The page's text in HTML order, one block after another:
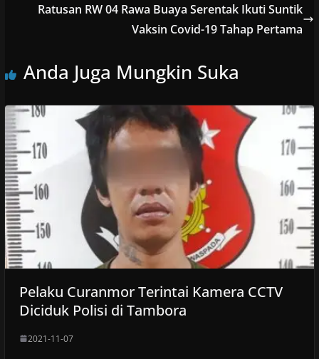
Ratusan RW 04 Rawa Buaya Serentak Ikuti Suntik
Vaksin Covid-19 Tahap Pertama
Anda Juga Mungkin Suka
Pelaku Curanmor Terintai Kamera CCTV
Diciduk Polisi di Tambora
2021-11-07